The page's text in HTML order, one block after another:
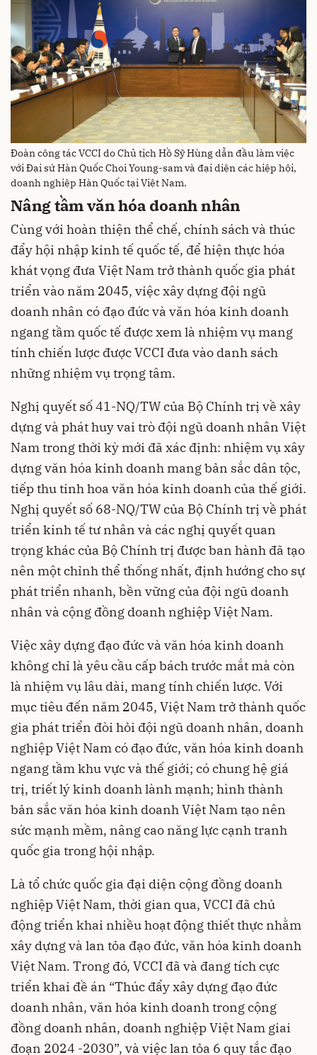
Đoàn công tác VCCI do Chủ tịch Hồ Sỹ Hùng dẫn đầu làm việc
với Đại sứ Hàn Quốc Choi Young-sam và đại diện các hiệp hội,
doanh nghiệp Hàn Quốc tại Việt Nam.
Nâng tầm văn hóa doanh nhân
Cùng với hoàn thiện thể chế, chính sách và thúc
đẩy hội nhập kinh tế quốc tế, để hiện thực hóa
khát vọng đưa Việt Nam trở thành quốc gia phát
triển vào năm 2045, việc xây dựng đội ngũ
doanh nhân có đạo đức và văn hóa kinh doanh
ngang tầm quốc tế được xem là nhiệm vụ mang
tính chiến lược được VCCI đưa vào danh sách
những nhiệm vụ trọng tâm.
Nghị quyết số 41-NQ/TW của Bộ Chính trị về xây
dựng và phát huy vai trò đội ngũ doanh nhân Việt
Nam trong thời kỳ mới đã xác định: nhiệm vụ xây
dựng văn hóa kinh doanh mang bản sắc dân tộc,
tiếp thu tinh hoa văn hóa kinh doanh của thế giới.
Nghị quyết số 68-NQ/TW của Bộ Chính trị về phát
triển kinh tế tư nhân và các nghị quyết quan
trọng khác của Bộ Chính trị được ban hành đã tạo
nên một chỉnh thể thống nhất, định hướng cho sự
phát triển nhanh, bền vững của đội ngũ doanh
nhân và cộng đồng doanh nghiệp Việt Nam.
Việc xây dựng đạo đức và văn hóa kinh doanh
không chỉ là yêu cầu cấp bách trước mắt mà còn
là nhiệm vụ lâu dài, mang tính chiến lược. Với
mục tiêu đến năm 2045, Việt Nam trở thành quốc
gia phát triển đòi hỏi đội ngũ doanh nhân, doanh
nghiệp Việt Nam có đạo đức, văn hóa kinh doanh
ngang tầm khu vực và thế giới; có chung hệ giá
trị, triết lý kinh doanh lành mạnh; hình thành
bản sắc văn hóa kinh doanh Việt Nam tạo nên
sức mạnh mềm, nâng cao năng lực cạnh tranh
quốc gia trong hội nhập.
Là tổ chức quốc gia đại diện cộng đồng doanh
nghiệp Việt Nam, thời gian qua, VCCI đã chủ
động triển khai nhiều hoạt động thiết thực nhằm
xây dựng và lan tỏa đạo đức, văn hóa kinh doanh
Việt Nam. Trong đó, VCCI đã và đang tích cực
triển khai đề án “Thúc đẩy xây dựng đạo đức
doanh nhân, văn hóa kinh doanh trong cộng
đồng doanh nhân, doanh nghiệp Việt Nam giai
đoạn 2024 -2030”, và việc lan tỏa 6 quy tắc đạo